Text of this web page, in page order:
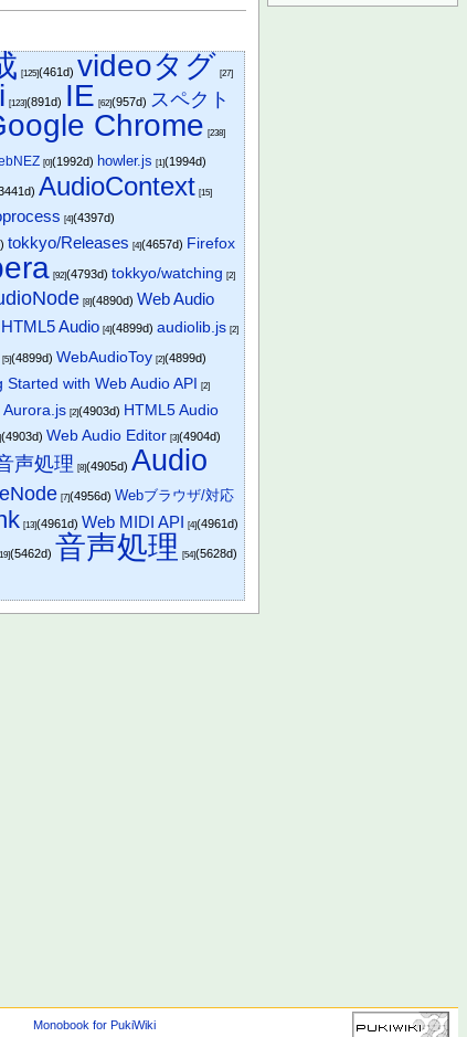
[125](461d) videoタグ [27]
[123](891d) IE [62](957d) スペクト
Chrome [238]
[0](1992d) howler.js [1](1994d)
AudioContext [15]
[4](4397d)
tokkyo/Releases [4](4657d) Firefox
[92](4793d)tokkyo/watching [2]
[8](4890d) Web Audio
HTML5 Audio [4](4899d)audiolib.js [2]
[5](4899d)WebAudioToy [2](4899d)
with Web Audio API [2]
Aurora.js [2](4903d) HTML5 Audio
(4903d)Web Audio Editor [3](4904d)
声処理 [8](4905d)Audio
[7](4956d)Webブラウザ/対応
[13](4961d) Web MIDI API [4](4961d)
(5462d) 音声処理 [54](5628d)
Monobook for PukiWiki